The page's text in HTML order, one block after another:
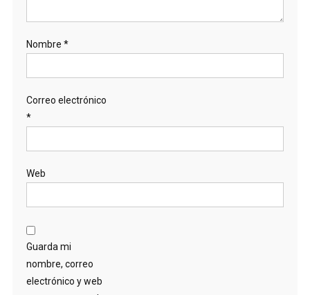
Nombre *
Correo electrónico
*
Web
Guarda mi
nombre, correo
electrónico y web